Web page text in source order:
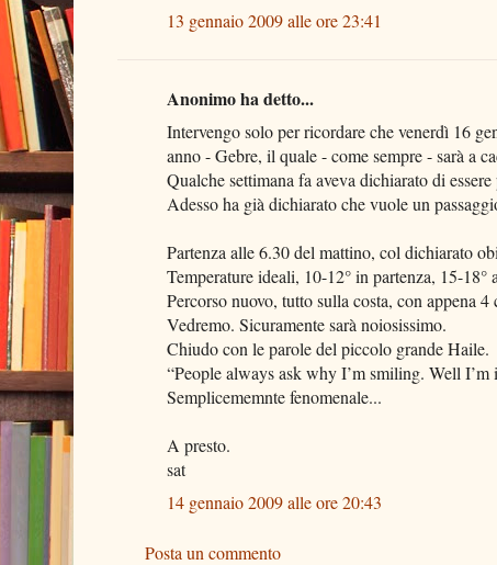
13 gennaio 2009 alle ore 23:41
Anonimo ha detto...
Intervengo solo per ricordare che venerdì 16
anno - Gebre, il quale - come sempre - sarà a
Qualche settimana fa aveva dichiarato di
Adesso ha già dichiarato che vuole un
Partenza alle 6.30 del mattino, col dichiarato
Temperature ideali, 10-12° in partenza, 15-18°
Percorso nuovo, tutto sulla costa, con appena
Vedremo. Sicuramente sarà noiosissimo.
Chiudo con le parole del piccolo grande Haile.
“People always ask why I’m smiling. Well I’m
Semplicememnte fenomenale...
A presto.
sat
14 gennaio 2009 alle ore 20:43
Posta un commento